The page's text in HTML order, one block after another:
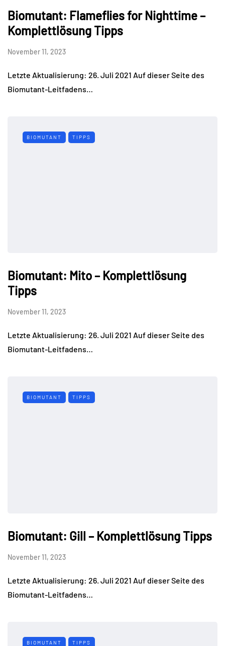
Biomutant: Flameflies for Nighttime –
Komplettlösung Tipps
November 11, 2023
Letzte Aktualisierung: 26. Juli 2021 Auf dieser Seite des
Biomutant-Leitfadens…
BIOMUTANT TIPPS
Biomutant: Mito – Komplettlösung
Tipps
November 11, 2023
Letzte Aktualisierung: 26. Juli 2021 Auf dieser Seite des
Biomutant-Leitfadens…
BIOMUTANT TIPPS
Biomutant: Gill – Komplettlösung Tipps
November 11, 2023
Letzte Aktualisierung: 26. Juli 2021 Auf dieser Seite des
Biomutant-Leitfadens…
BIOMUTANT TIPPS